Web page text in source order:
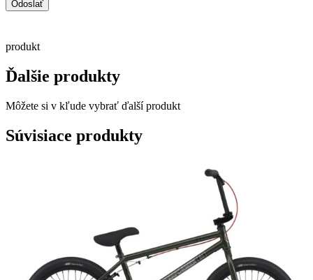
produkt
Ďalšie produkty
Môžete si v kľude vybrať ďalší produkt
Súvisiace produkty